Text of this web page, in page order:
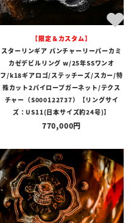
【限定＆カスタム】
スターリンギア パンチャーリーパーカミ
カゼデビルリング w/25年SSワンオ
フ/k18ギアロゴ/ステッチーズ/スカー/特
殊カット2パイロープガーネット/テクス
チャー（S000122737）【リングサイ
ズ：US11(日本サイズ約24号)】
770,000